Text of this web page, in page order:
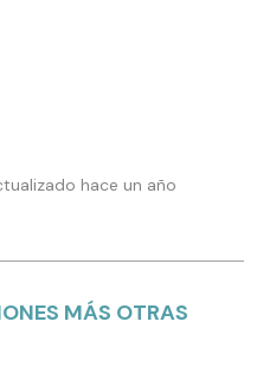
hace un año
MÁS OTRAS